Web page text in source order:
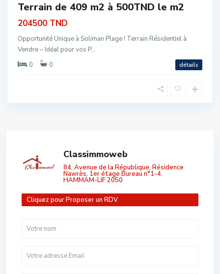
Terrain de 409 m2 à 500TND le m2
204500 TND
Opportunité Unique à Soliman Plage ! Terrain Résidentiel à
Vendre – Idéal pour vos P...
0
0 détails
Classimmoweb
84, Avenue de la République, Résidence
Nawrès, 1er étage Bureau n°1-4.
HAMMAM-LIF 2050
Cliquez pour Proposer un RDV